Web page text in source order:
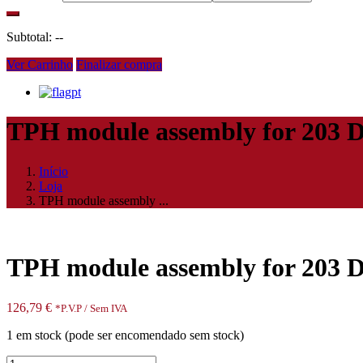
Subtotal: --
Ver Carrinho Finalizar compra
pt
TPH module assembly for 203
Início
Loja
TPH module assembly ...
TPH module assembly for 203
126,79 € *P.V.P / Sem IVA
1 em stock (pode ser encomendado sem stock)